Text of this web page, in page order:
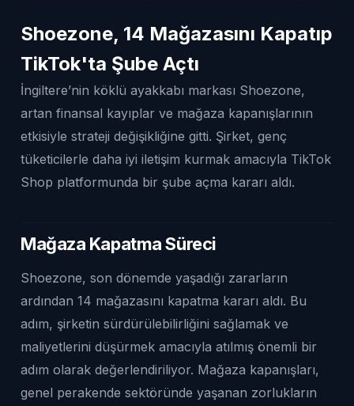
Shoezone, 14 Mağazasını Kapatıp
TikTok'ta Şube Açtı
İngiltere’nin köklü ayakkabı markası Shoezone,
artan finansal kayıplar ve mağaza kapanışlarının
etkisiyle strateji değişikliğine gitti. Şirket, genç
tüketicilerle daha iyi iletişim kurmak amacıyla TikTok
Shop platformunda bir şube açma kararı aldı.
Mağaza Kapatma Süreci
Shoezone, son dönemde yaşadığı zararların
ardından 14 mağazasını kapatma kararı aldı. Bu
adım, şirketin sürdürülebilirliğini sağlamak ve
maliyetlerini düşürmek amacıyla atılmış önemli bir
adım olarak değerlendiriliyor. Mağaza kapanışları,
genel perakende sektöründe yaşanan zorlukların